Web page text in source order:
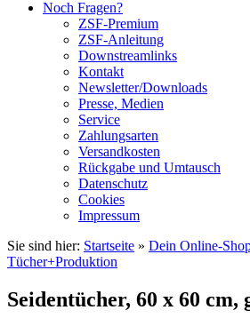
Noch Fragen?
ZSF-Premium
ZSF-Anleitung
Downstreamlinks
Kontakt
Newsletter/Downloads
Presse, Medien
Service
Zahlungsarten
Versandkosten
Rückgabe und Umtausch
Datenschutz
Cookies
Impressum
Sie sind hier: Startseite » Dein Online-
Tücher+Produktion
Seidentücher, 60 x 60 cm,